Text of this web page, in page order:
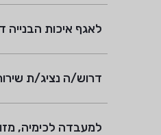
לאגף איכות הבנייה
דרוש/ה נציג/ת שירות
למעבדה לכימיה,